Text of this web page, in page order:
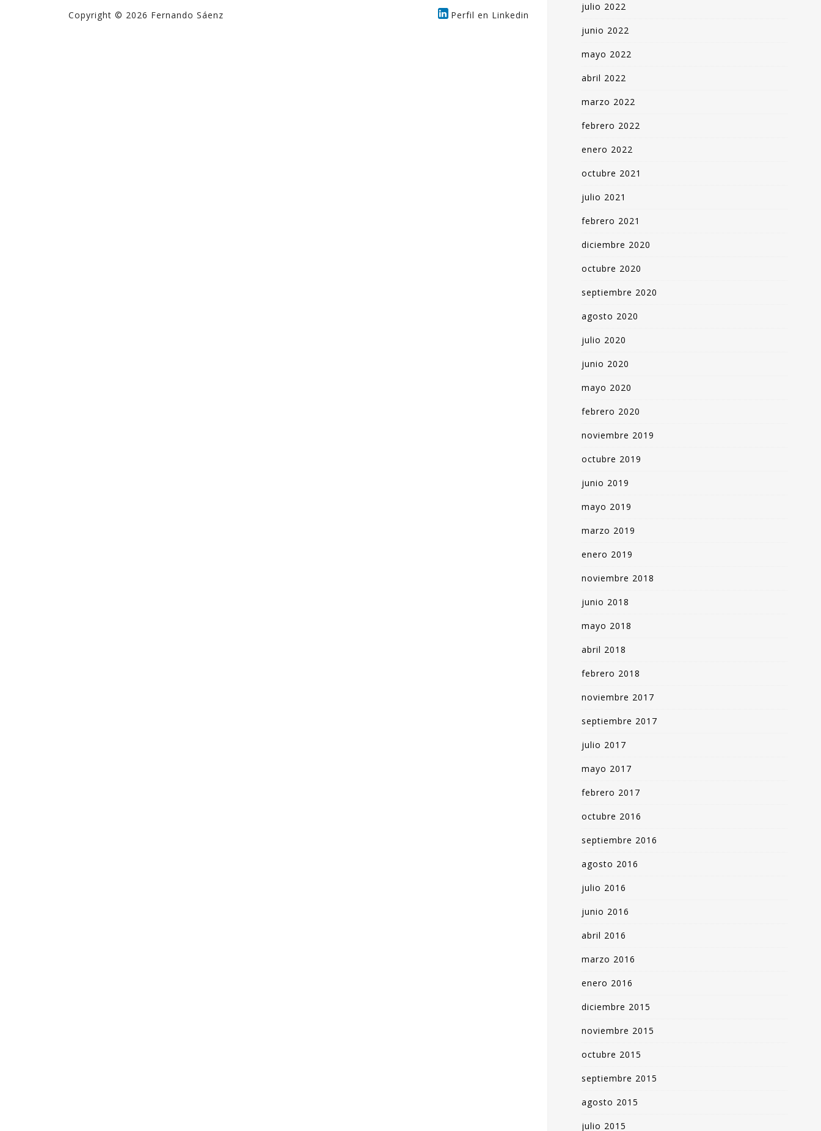
Copyright © 2026 Fernando Sáenz Perfil en Linkedin
julio 2022
junio 2022
mayo 2022
abril 2022
marzo 2022
febrero 2022
enero 2022
octubre 2021
julio 2021
febrero 2021
diciembre 2020
octubre 2020
septiembre 2020
agosto 2020
julio 2020
junio 2020
mayo 2020
febrero 2020
noviembre 2019
octubre 2019
junio 2019
mayo 2019
marzo 2019
enero 2019
noviembre 2018
junio 2018
mayo 2018
abril 2018
febrero 2018
noviembre 2017
septiembre 2017
julio 2017
mayo 2017
febrero 2017
octubre 2016
septiembre 2016
agosto 2016
julio 2016
junio 2016
abril 2016
marzo 2016
enero 2016
diciembre 2015
noviembre 2015
octubre 2015
septiembre 2015
agosto 2015
julio 2015